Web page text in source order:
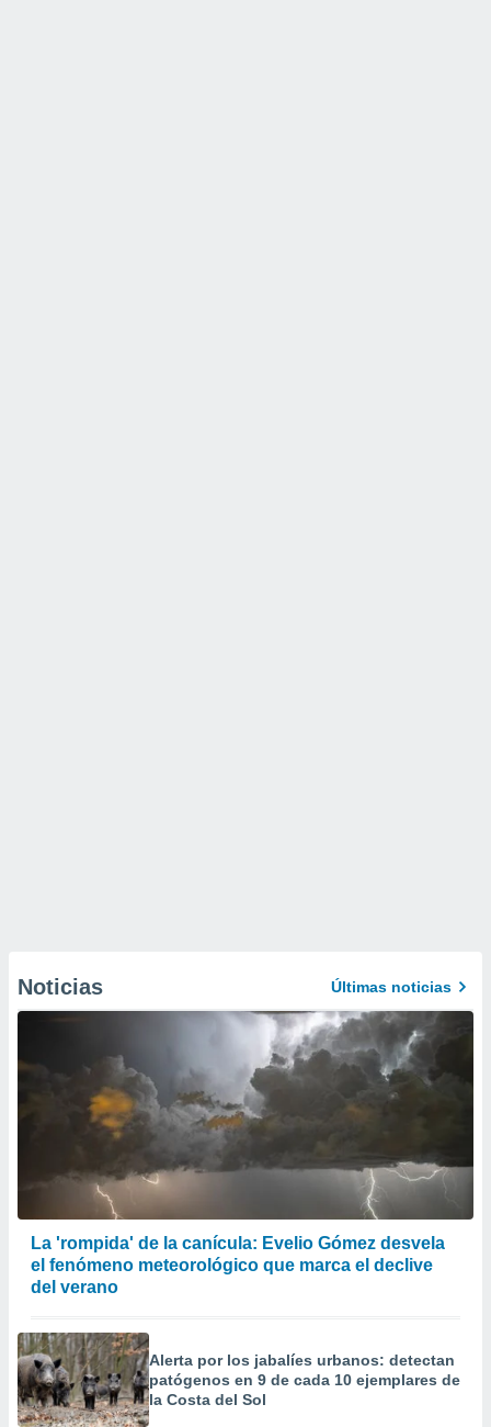
Noticias Últimas noticias
La 'rompida' de la canícula: Evelio Gómez desvela
el fenómeno meteorológico que marca el declive
del verano
Alerta por los jabalíes urbanos: detectan
patógenos en 9 de cada 10 ejemplares de
la Costa del Sol